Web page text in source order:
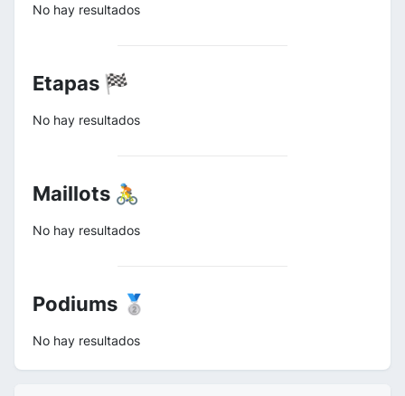
No hay resultados
Etapas 🏁
No hay resultados
Maillots 🚴
No hay resultados
Podiums 🥈
No hay resultados